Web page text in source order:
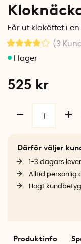
Får ut kloköttet i
(3
525 kr
Därför väljer
1-3 dagars
Alltid personlig
Högt
Produktinfo